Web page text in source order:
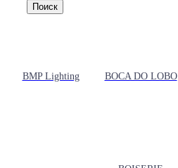
Поиск
BMP Lighting BOCA DO LOBO